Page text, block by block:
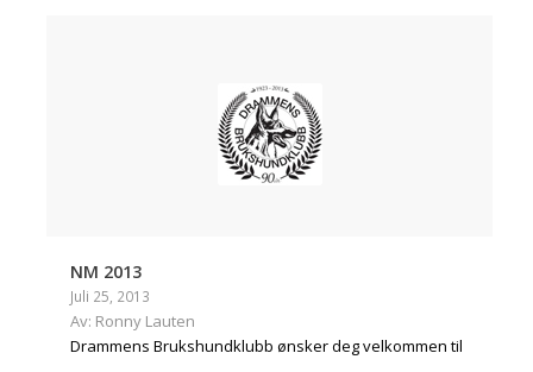
NM 2013
Juli 25, 2013
Av: Ronny Lauten
Drammens Brukshundklubb ønsker deg velkommen til